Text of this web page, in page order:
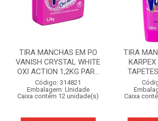
TIRA MANCHAS EM PO
VANISH CRYSTAL WHITE
OXI ACTION 1,2KG PAR...
Código: 314821
Embalagem: Unidade
Caixa contém 12 unidade(s)
TIRA
Caixa